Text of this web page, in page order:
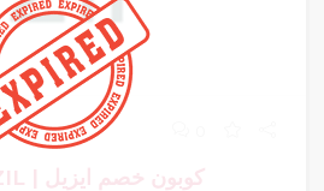
كود خصم ايزيل | IZIL | كوبون خصم ايزيل